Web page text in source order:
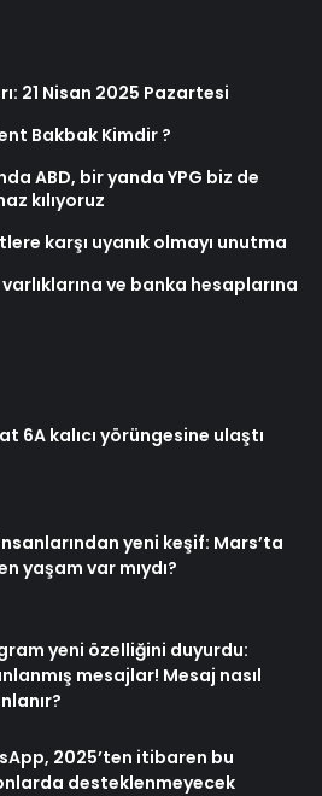
21 Nisan 2025 Pazartesi
Bakbak Kimdir ?
ABD, bir yanda YPG biz de
kılıyoruz
karşı uyanık olmayı unutma
varlıklarına ve banka hesaplarına
6A kalıcı yörüngesine ulaştı
yeni keşif: Mars’ta
yaşam var mıydı?
yeni özelliğini duyurdu:
mesajlar! Mesaj nasıl
2025’ten itibaren bu
desteklenmeyecek